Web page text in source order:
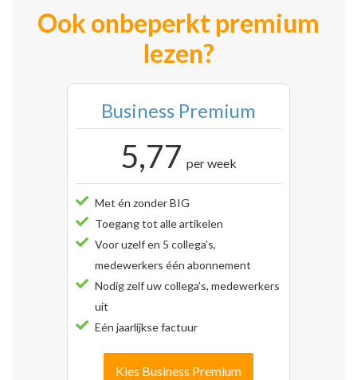
Ook onbeperkt premium
lezen?
Business Premium
5,77 per week
Met én zonder BIG
Toegang tot alle artikelen
Voor uzelf en 5 collega’s,
medewerkers één abonnement
Nodig zelf uw collega’s, medewerkers
uit
Eén jaarlijkse factuur
Kies Business Premium